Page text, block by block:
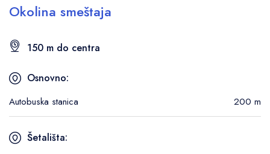
Okolina smeštaja
150 m do centra
Osnovno:
Autobuska stanica 200 m
Šetališta: